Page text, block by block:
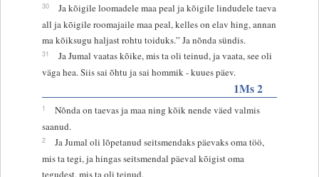
30
Ja kõigile loomadele maa peal ja kõigile lindudele taeva
all ja kõigile roomajaile maa peal, kelles on elav hing, annan
ma kõiksugu haljast rohtu toiduks.” Ja nõnda sündis.
31
Ja Jumal vaatas kõike, mis ta oli teinud, ja vaata, see oli
väga hea. Siis sai õhtu ja sai hommik - kuues päev.
1Ms 2
1
Nõnda on taevas ja maa ning kõik nende väed valmis
saanud.
2
Ja Jumal oli lõpetanud seitsmendaks päevaks oma töö,
mis ta tegi, ja hingas seitsmendal päeval kõigist oma
tegudest, mis ta oli teinud.